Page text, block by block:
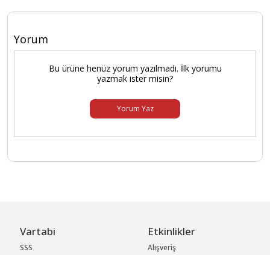
Yorum
Bu ürüne henüz yorum yazılmadı. İlk yorumu
yazmak ister misin?
Yorum Yaz
Vartabi
SSS
Etkinlikler
Alışveriş